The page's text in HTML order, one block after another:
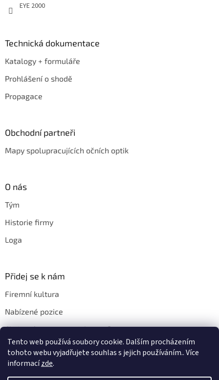
Tento web používá soubory cookie. Dalším procházením
tohoto webu vyjadřujete souhlas s jejich používáním.. Více
informacízde.
EYE 2000
Technická dokumentace
Katalogy + formuláře
Prohlášení o shodě
Propagace
Obchodní partneři
Mapy spolupracujících očních optik
O nás
Tým
Historie firmy
Loga
Přidej se k nám
Firemní kultura
Nabízené pozice
Chci u vás pracovat. Jak na to?